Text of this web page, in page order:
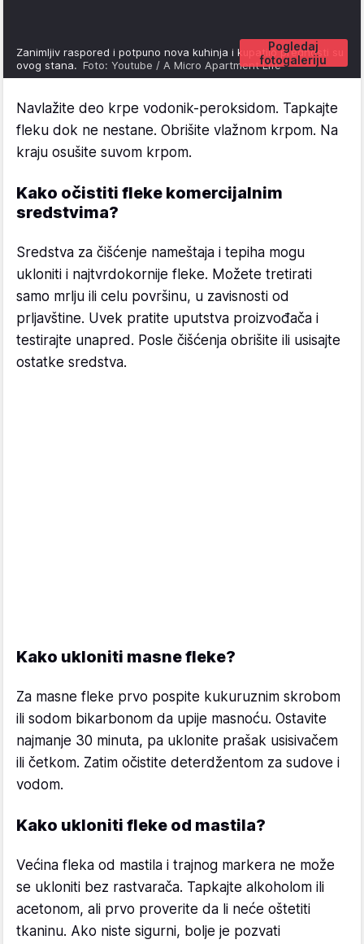
Pogledaj
fotogaleriju
Zanimljiv raspored i potpuno nova kuhinja i kupatilo prednosti su
ovog stana. Foto: Youtube / A Micro Apartment Life
Navlažite deo krpe vodonik-peroksidom. Tapkajte
fleku dok ne nestane. Obrišite vlažnom krpom. Na
kraju osušite suvom krpom.
Kako očistiti fleke komercijalnim
sredstvima?
Sredstva za čišćenje nameštaja i tepiha mogu
ukloniti i najtvrdokornije fleke. Možete tretirati
samo mrlju ili celu površinu, u zavisnosti od
prljavštine. Uvek pratite uputstva proizvođača i
testirajte unapred. Posle čišćenja obrišite ili usisajte
ostatke sredstva.
Kako ukloniti masne fleke?
Za masne fleke prvo pospite kukuruznim skrobom
ili sodom bikarbonom da upije masnoću. Ostavite
najmanje 30 minuta, pa uklonite prašak usisivačem
ili četkom. Zatim očistite deterdžentom za sudove i
vodom.
Kako ukloniti fleke od mastila?
Većina fleka od mastila i trajnog markera ne može
se ukloniti bez rastvarača. Tapkajte alkoholom ili
acetonom, ali prvo proverite da li neće oštetiti
tkaninu. Ako niste sigurni, bolje je pozvati